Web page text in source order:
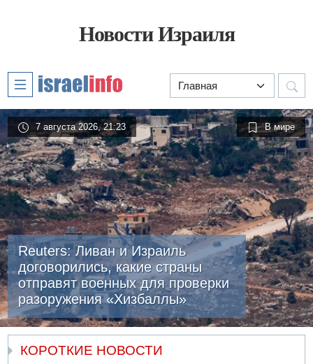
Новости Израиля
В мире
7 августа 2026, 21:23
Reuters: Ливан и Израиль
договорились, какие страны
отправят военных для проверки
разоружения «Хизбаллы»
КОРОТКИЕ НОВОСТИ